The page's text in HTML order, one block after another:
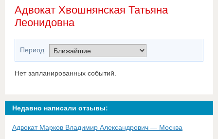
Адвокат Хвошнянская Татьяна
Леонидовна
Период
Нет запланированных событий.
Недавно написали отзывы:
Адвокат Марков Владимир Александрович — Москва